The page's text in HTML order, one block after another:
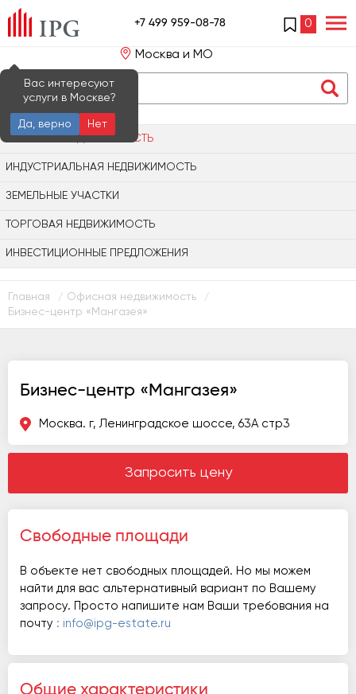
+7 499 959-08-78 0
Москва и МО
Вас интересуют
услуги в Москве?
Да, верно
Нет
ОФИСНАЯ НЕДВИЖИМОСТЬ
ИНДУСТРИАЛЬНАЯ НЕДВИЖИМОСТЬ
ЗЕМЕЛЬНЫЕ УЧАСТКИ
ТОРГОВАЯ НЕДВИЖИМОСТЬ
ИНВЕСТИЦИОННЫЕ ПРЕДЛОЖЕНИЯ
Главная / Офисная недвижимость /
Бизнес-центр «Мангазея»
Бизнес-центр «Мангазея»
Москва. г, Ленинградское шоссе, 63А стр3
Запросить цену
Свободные площади
В объекте нет свободных площадей. Но мы можем
найти для вас альтернативный вариант по Вашему
запросу. Просто напишите нам Ваши требования на
почту : info@ipg-estate.ru
Общие характеристики